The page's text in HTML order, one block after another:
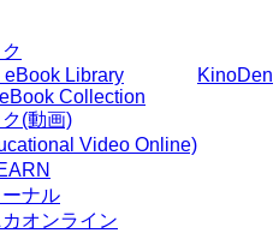
eBook Library
KinoDen
Collection
(動画)
Video Online)
ナル
オンライン